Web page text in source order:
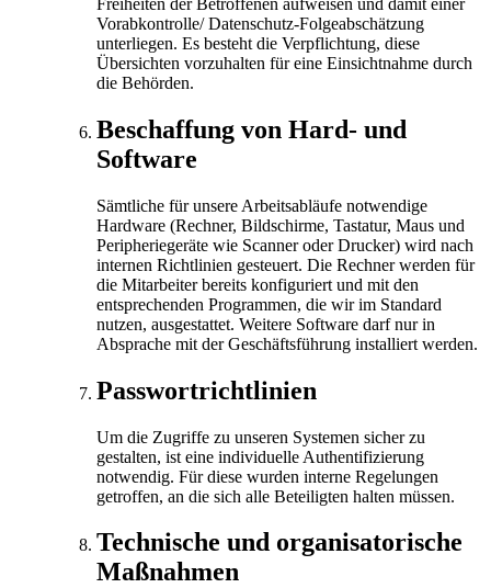
Freiheiten der Betroffenen aufweisen und damit einer
Vorabkontrolle/ Datenschutz-Folgeabschätzung
unterliegen. Es besteht die Verpflichtung, diese
Übersichten vorzuhalten für eine Einsichtnahme durch
die Behörden.
Beschaffung von Hard- und
Software
Sämtliche für unsere Arbeitsabläufe notwendige
Hardware (Rechner, Bildschirme, Tastatur, Maus und
Peripheriegeräte wie Scanner oder Drucker) wird nach
internen Richtlinien gesteuert. Die Rechner werden für
die Mitarbeiter bereits konfiguriert und mit den
entsprechenden Programmen, die wir im Standard
nutzen, ausgestattet. Weitere Software darf nur in
Absprache mit der Geschäftsführung installiert werden.
Passwortrichtlinien
Um die Zugriffe zu unseren Systemen sicher zu
gestalten, ist eine individuelle Authentifizierung
notwendig. Für diese wurden interne Regelungen
getroffen, an die sich alle Beteiligten halten müssen.
Technische und organisatorische
Maßnahmen